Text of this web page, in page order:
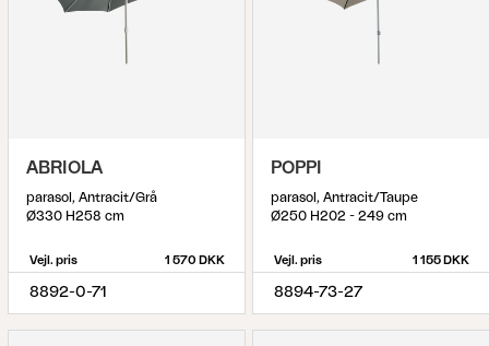
ABRIOLA
parasol, Antracit/Grå
Ø330 H258 cm
Vejl. pris 1 570 DKK
8892-0-71
POPPI
parasol, Antracit/Taupe
Ø250 H202 - 249 cm
Vejl. pris 1 155 DKK
8894-73-27